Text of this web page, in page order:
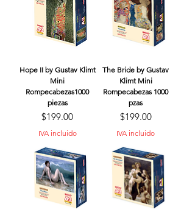
Hope II by Gustav Klimt
Mini
Rompecabezas1000
piezas
Precio
$199.00
IVA incluido
The Bride by Gustav
Klimt Mini
Rompecabezas 1000
pzas
Precio
$199.00
IVA incluido